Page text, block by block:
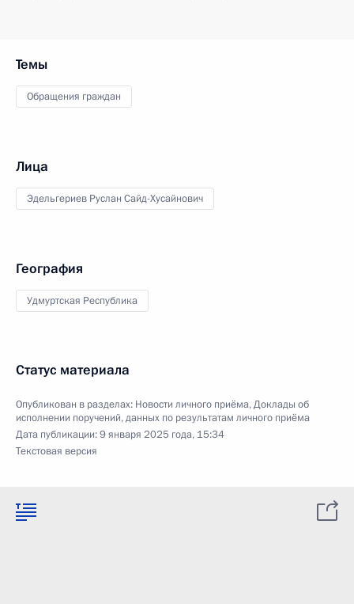
Темы
Обращения граждан
Лица
Эдельгериев Руслан Сайд-Хусайнович
География
Удмуртская Республика
Статус материала
Опубликован в разделах: Новости личного приёма,Доклады об
исполнении поручений, данных по результатам личного приёма
Дата публикации:9 января 2025 года, 15:34
Текстовая версия